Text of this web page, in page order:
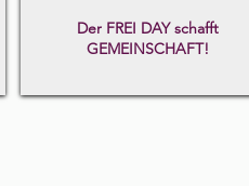
Der FREI DAY schafft
GEMEINSCHAFT!